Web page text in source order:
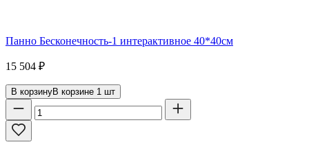
Панно Бесконечность-1 интерактивное 40*40см
15 504 ₽
В корзинуВ корзине 1 шт